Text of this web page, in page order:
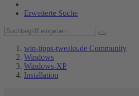
Erweiterte Suche
win-tipps-tweaks.de Community
Windows
Windows-XP
Installation